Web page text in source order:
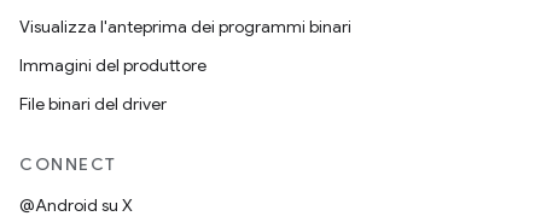
Visualizza l'anteprima dei programmi binari
Immagini del produttore
File binari del driver
CONNECT
@Android su X